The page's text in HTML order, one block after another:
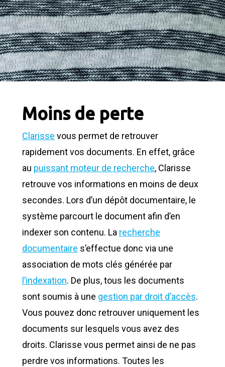
Moins de perte
Clarisse vous permet de retrouver
rapidement vos documents. En effet, grâce
au puissant moteur de recherche, Clarisse
retrouve vos informations en moins de deux
secondes. Lors d’un dépôt documentaire, le
système parcourt le document afin d’en
indexer son contenu. La recherche
documentaire s’effectue donc via une
association de mots clés générée par
l’indexation. De plus, tous les documents
sont soumis à une gestion par droit d’accès.
Vous pouvez donc retrouver uniquement les
documents sur lesquels vous avez des
droits. Clarisse vous permet ainsi de ne pas
perdre vos informations. Toutes les